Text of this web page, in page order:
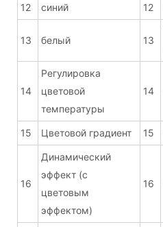
12 синий 12
13 белый 13
14
Регулировка
цветовой
температуры
14
15 Цветовой градиент 15
16
Динамический
эффект (с
цветовым
эффектом)
16